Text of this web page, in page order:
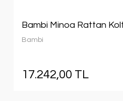
Bambi Minoa Rattan
Bambi
17.242,00 TL